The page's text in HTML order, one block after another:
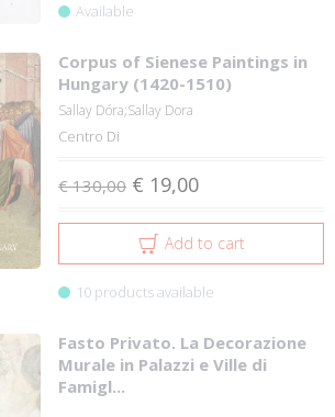
Available
Corpus of Sienese Paintings in
Hungary (1420-1510)
Sallay Dóra;Sallay Dora
Centro Di
€ 130,00 € 19,00
Add to cart
10 products available
Fasto Privato. La Decorazione
Murale in Palazzi e Ville di
Famigl...